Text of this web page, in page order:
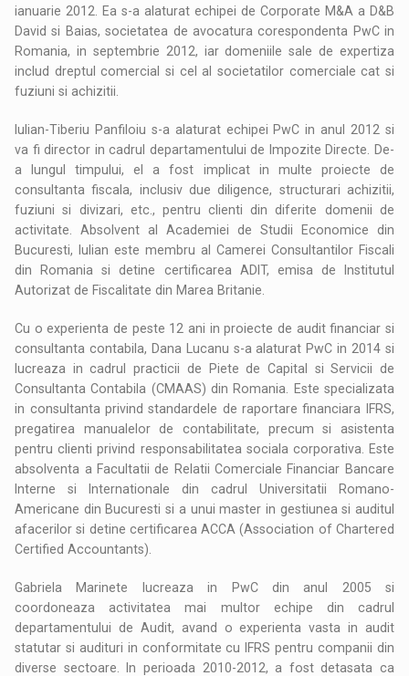
ianuarie 2012. Ea s-a alaturat echipei de Corporate M&A a D&B
David si Baias, societatea de avocatura corespondenta PwC in
Romania, in septembrie 2012, iar domeniile sale de expertiza
includ dreptul comercial si cel al societatilor comerciale cat si
fuziuni si achizitii.
Iulian-Tiberiu Panfiloiu s-a alaturat echipei PwC in anul 2012 si
va fi director in cadrul departamentului de Impozite Directe. De-
a lungul timpului, el a fost implicat in multe proiecte de
consultanta fiscala, inclusiv due diligence, structurari achizitii,
fuziuni si divizari, etc., pentru clienti din diferite domenii de
activitate. Absolvent al Academiei de Studii Economice din
Bucuresti, Iulian este membru al Camerei Consultantilor Fiscali
din Romania si detine certificarea ADIT, emisa de Institutul
Autorizat de Fiscalitate din Marea Britanie.
Cu o experienta de peste 12 ani in proiecte de audit financiar si
consultanta contabila, Dana Lucanu s-a alaturat PwC in 2014 si
lucreaza in cadrul practicii de Piete de Capital si Servicii de
Consultanta Contabila (CMAAS) din Romania. Este specializata
in consultanta privind standardele de raportare financiara IFRS,
pregatirea manualelor de contabilitate, precum si asistenta
pentru clienti privind responsabilitatea sociala corporativa. Este
absolventa a Facultatii de Relatii Comerciale Financiar Bancare
Interne si Internationale din cadrul Universitatii Romano-
Americane din Bucuresti si a unui master in gestiunea si auditul
afacerilor si detine certificarea ACCA (Association of Chartered
Certified Accountants).
Gabriela Marinete lucreaza in PwC din anul 2005 si
coordoneaza activitatea mai multor echipe din cadrul
departamentului de Audit, avand o experienta vasta in audit
statutar si audituri in conformitate cu IFRS pentru companii din
diverse sectoare. In perioada 2010-2012, a fost detasata ca